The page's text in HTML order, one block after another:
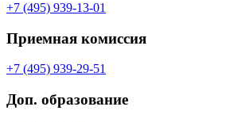
+7 (495) 939-13-01
Приемная комиссия
+7 (495) 939-29-51
Доп. образование